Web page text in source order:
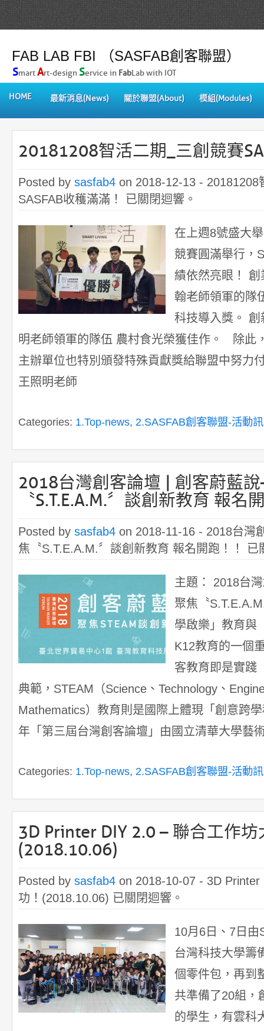
FAB LAB FBI （SASFAB創客聯盟）
SmartArt-design Service in FabLab with IOT
HOME 最新消息(News) 關於聯盟(About) 模組(Modules)
20181208智活二期_三創競賽
Posted by sasfab4 on 2018-12-13 - 20181208
SASFAB收穫滿滿！
已關閉迴響。
在上週8號盛大
競賽圓滿舉行，
績依然亮眼！
翰老師領軍的隊
科技導入獎。
明老師領軍的隊伍 農村食光榮獲佳作。 除此
主辦單位也特別頒發特殊貢獻獎給聯盟中努力
王照明老師
Categories: 1.Top-news, 2.SASFAB創客聯盟-活動
2018台灣創客論壇 | 創客蔚藍
〝S.T.E.A.M.〞談創新教育 報名
Posted by sasfab4 on 2018-11-16 - 2018台灣
焦〝S.T.E.A.M.〞談創新教育 報名開跑！！
已
主題： 2018台
聚焦〝
學啟樂」教育與
K12教育的一個
客教育即是實踐
典範，STEAM（Science、Technology、
Mathematics）教育則是國際上體現「創意跨
年「第三屆台灣創客論壇」由國立清華大學藝
Categories: 1.Top-news, 2.SASFAB創客聯盟-活動
3D Printer DIY 2.0 – 聯合工作
(2018.10.06)
Posted by sasfab4 on 2018-10-07 - 3D Printer
功！(2018.10.06) 已關閉迴響。
10月6日、7日由
台灣科技大學籌
個零件包，再到
共準備了20組，
的學生，有雲科